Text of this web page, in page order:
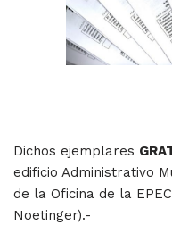
Dichos ejemplares
edificio Administrativo
de la Oficina de la
Noetinger).-